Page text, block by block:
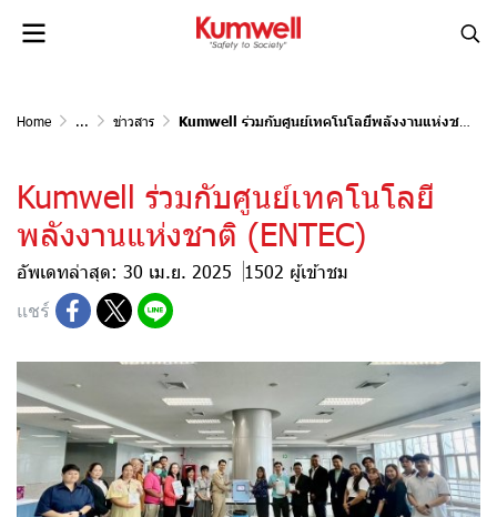
Home ... ข่าวสาร Kumwell ร่วมกับศูนย์เทคโนโลยีพลังงานแห่งชาติ (ENTEC)
Kumwell ร่วมกับศูนย์เทคโนโลยี
พลังงานแห่งชาติ (ENTEC)
อัพเดทล่าสุด: 30 เม.ย. 2025 1502 ผู้เข้าชม
แชร์